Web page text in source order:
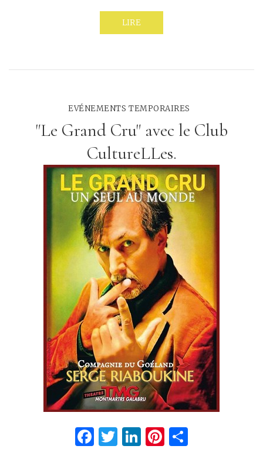
LIRE
EVÉNEMENTS TEMPORAIRES
"Le Grand Cru" avec le Club
CultureLLes.
Facebook
Twitter
LinkedIn
Pinterest